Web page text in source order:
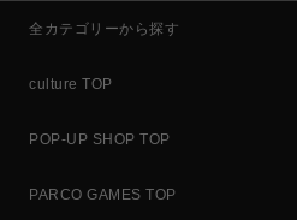
全カテゴリーから探す
culture TOP
POP-UP SHOP TOP
PARCO GAMES TOP